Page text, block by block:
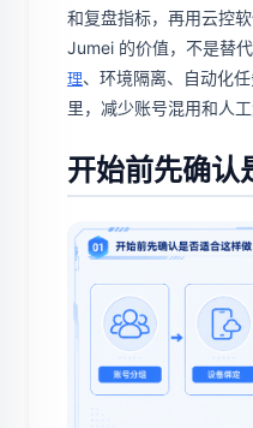
和复盘指标，再用云控
Jumei 的价值，不是替
理、环境隔离、自动化
里，减少账号混用和人工
开始前先确认